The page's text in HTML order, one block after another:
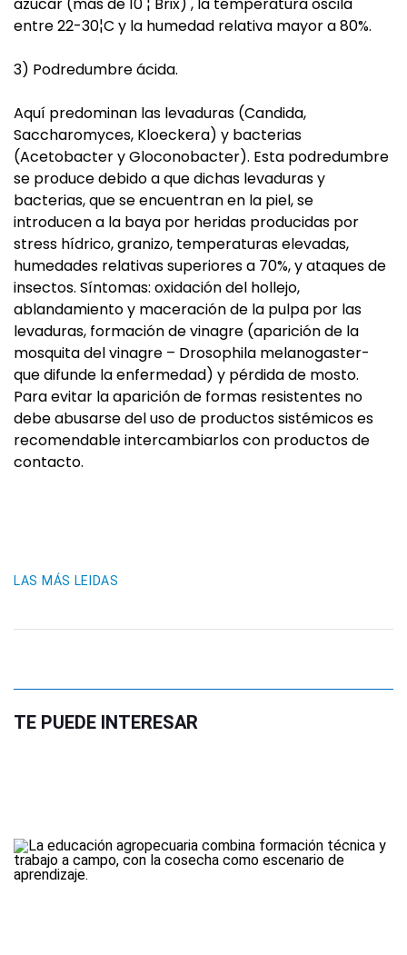
entre 22-30¦C y la humedad relativa mayor a 80%.
3) Podredumbre ácida.
Aquí predominan las levaduras (Candida,
Saccharomyces, Kloeckera) y bacterias
(Acetobacter y Gloconobacter). Esta podredumbre
se produce debido a que dichas levaduras y
bacterias, que se encuentran en la piel, se
introducen a la baya por heridas producidas por
stress hídrico, granizo, temperaturas elevadas,
humedades relativas superiores a 70%, y ataques de
insectos. Síntomas: oxidación del hollejo,
ablandamiento y maceración de la pulpa por las
levaduras, formación de vinagre (aparición de la
mosquita del vinagre – Drosophila melanogaster-
que difunde la enfermedad) y pérdida de mosto.
Para evitar la aparición de formas resistentes no
debe abusarse del uso de productos sistémicos es
recomendable intercambiarlos con productos de
contacto.
LAS MÁS LEIDAS
TE PUEDE INTERESAR